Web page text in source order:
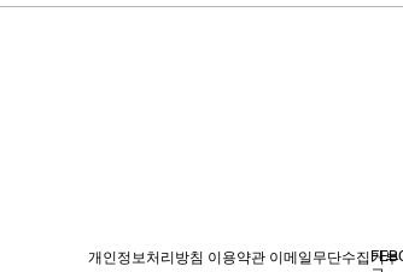
개인정보처리방침 이용약관 이메일무단수집거부